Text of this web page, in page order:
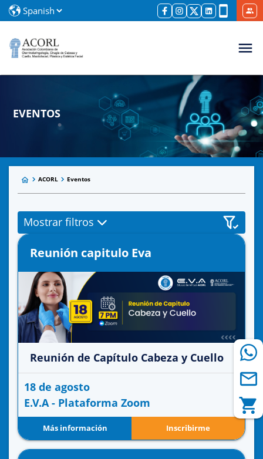
EVENTOS
ACORL Eventos
Mostrar filtros
Reunión capitulo Eva
Reunión de Capítulo Cabeza y Cuello
18 de agosto
E.V.A - Plataforma Zoom
Más información Inscribirme